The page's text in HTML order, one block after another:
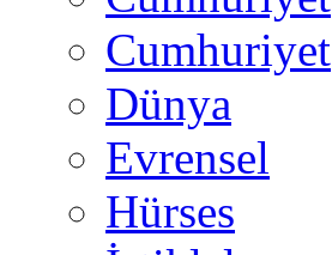
Cumhuriyet
Dünya
Evrensel
Hürses